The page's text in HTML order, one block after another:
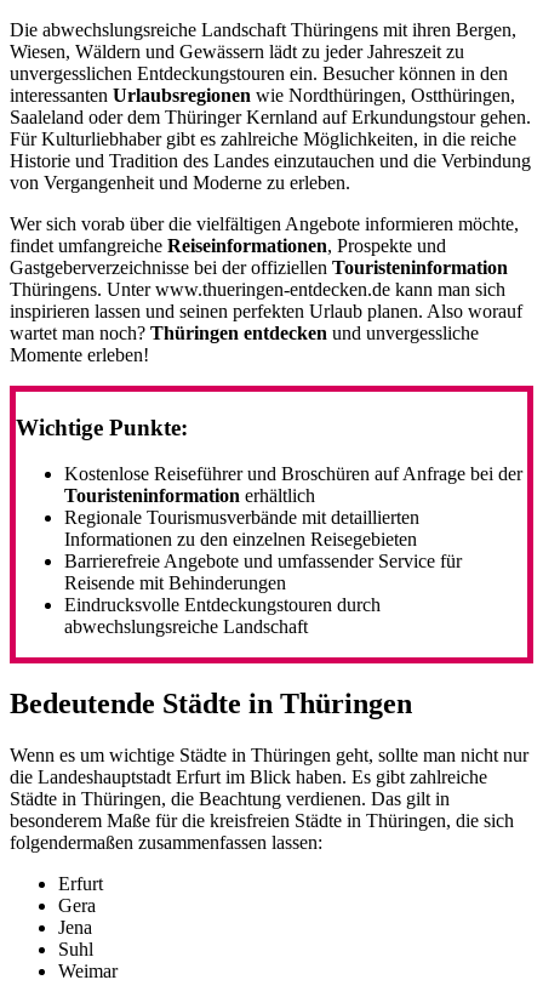
Die abwechslungsreiche Landschaft Thüringens mit ihren Bergen,
Wiesen, Wäldern und Gewässern lädt zu jeder Jahreszeit zu
unvergesslichen Entdeckungstouren ein. Besucher können in den
interessanten Urlaubsregionen wie Nordthüringen, Ostthüringen,
Saaleland oder dem Thüringer Kernland auf Erkundungstour gehen.
Für Kulturliebhaber gibt es zahlreiche Möglichkeiten, in die reiche
Historie und Tradition des Landes einzutauchen und die Verbindung
von Vergangenheit und Moderne zu erleben.
Wer sich vorab über die vielfältigen Angebote informieren möchte,
findet umfangreiche Reiseinformationen, Prospekte und
Gastgeberverzeichnisse bei der offiziellen Touristeninformation
Thüringens. Unter www.thueringen-entdecken.de kann man sich
inspirieren lassen und seinen perfekten Urlaub planen. Also worauf
wartet man noch? Thüringen entdecken und unvergessliche
Momente erleben!
Wichtige Punkte:
Kostenlose Reiseführer und Broschüren auf Anfrage bei der
Touristeninformation erhältlich
Regionale Tourismusverbände mit detaillierten
Informationen zu den einzelnen Reisegebieten
Barrierefreie Angebote und umfassender Service für
Reisende mit Behinderungen
Eindrucksvolle Entdeckungstouren durch
abwechslungsreiche Landschaft
Bedeutende Städte in Thüringen
Wenn es um wichtige Städte in Thüringen geht, sollte man nicht nur
die Landeshauptstadt Erfurt im Blick haben. Es gibt zahlreiche
Städte in Thüringen, die Beachtung verdienen. Das gilt in
besonderem Maße für die kreisfreien Städte in Thüringen, die sich
folgendermaßen zusammenfassen lassen:
Erfurt
Gera
Jena
Suhl
Weimar